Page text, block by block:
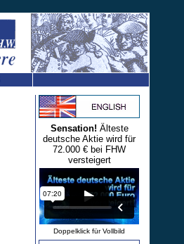
Sensation! Älteste
deutsche Aktie wird für
72.000 € bei FHW
versteigert
Doppelklick für Vollbild